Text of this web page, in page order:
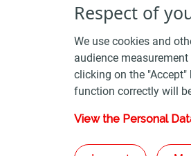
Conditions Générales de
Respect of
We use cookies and
audience
clicking on the
function correctly will
View the Personal